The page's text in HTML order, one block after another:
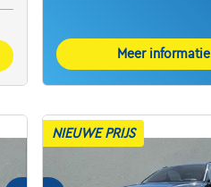
Meer informatie
NIEUWE PRIJS